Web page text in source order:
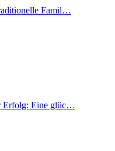
Famil…
Erfolg: Eine glüc…